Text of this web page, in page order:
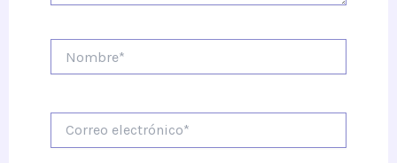
electrónico*